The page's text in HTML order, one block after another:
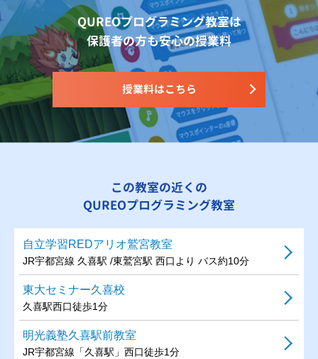
QUREOプログラミング教室は
保護者の方も安心の授業料
授業料はこちら
この教室の近くの
QUREOプログラミング教室
自立学習REDアリオ鷲宮教室
JR宇都宮線 久喜駅 /東鷲宮駅 西口より バス約10分
東大セミナー久喜校
久喜駅西口徒歩1分
明光義塾久喜駅前教室
JR宇都宮線「久喜駅」西口徒歩1分